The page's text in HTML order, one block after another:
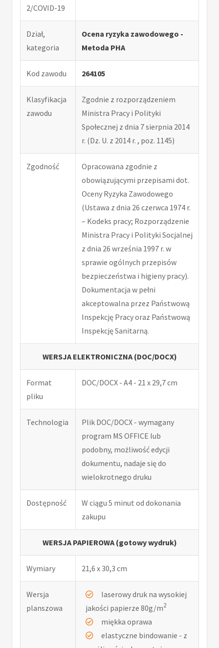
2/COVID-19
Dział,
kategoria
Ocena ryzyka zawodowego -
Metoda PHA
Kod zawodu 264105
Klasyfikacja
zawodu
Zgodnie z rozporządzeniem
Ministra Pracy i Polityki
Społecznej z dnia 7 sierpnia 2014
r. (Dz. U. z 2014 r. , poz. 1145)
Zgodność
Opracowana zgodnie z
obowiązującymi przepisami dot.
Oceny Ryzyka Zawodowego
(Ustawa z dnia 26 czerwca 1974 r.
– Kodeks pracy; Rozporządzenie
Ministra Pracy i Polityki Socjalnej
z dnia 26 września 1997 r. w
sprawie ogólnych przepisów
bezpieczeństwa i higieny pracy).
Dokumentacja w pełni
akceptowalna przez Państwową
Inspekcję Pracy oraz Państwową
Inspekcję Sanitarną.
WERSJA ELEKTRONICZNA (DOC/DOCX)
Format
pliku
DOC/DOCX - A4 - 21 x 29,7 cm
Technologia
Plik DOC/DOCX - wymagany
program MS OFFICE lub
podobny, możliwość edycji
dokumentu, nadaje się do
wielokrotnego druku
Dostępność
W ciągu 5 minut od dokonania
zakupu
WERSJA PAPIEROWA (gotowy wydruk)
Wymiary 21,6 x 30,3 cm
Wersja
planszowa
laserowy druk na wysokiej
jakości papierze 80g/m2
miękka oprawa
elastyczne bindowanie - z